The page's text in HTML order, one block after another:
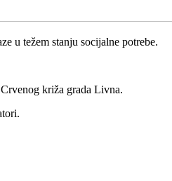
u težem stanju socijalne potrebe.
križa grada Livna.